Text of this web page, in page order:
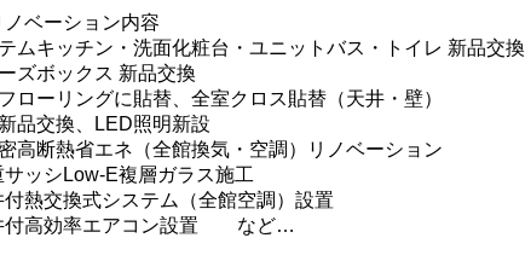
ノベーション内容
ムキッチン・洗面化粧台・ユニットバス・トイレ 新品交換
ズボックス 新品交換
ローリングに貼替、全室クロス貼替（天井・壁）
品交換、LED照明新設
高断熱省エネ（全館換気・空調）リノベーション
サッシLow-E複層ガラス施工
付熱交換式システム（全館空調）設置
付高効率エアコン設置 など…